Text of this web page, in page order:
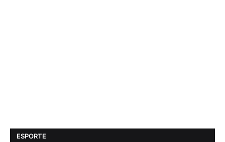
ESPORTE